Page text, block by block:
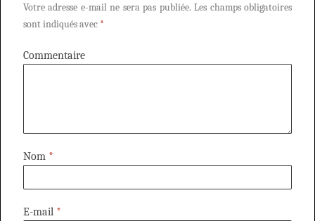
Votre adresse e-mail ne sera pas publiée. Les champs obligatoires
sont indiqués avec *
Commentaire
Nom *
E-mail *